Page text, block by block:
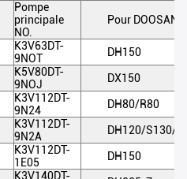
Pompe
principale
NO.
Pour DOOSAN
K3V63DT-
9NOT
DH150
K5V80DT-
9NOJ
DX150
K3V112DT-
9N24
DH80/R80
K3V112DT-
9N2A
DH120/S130/
K3V112DT-
1E05
DH150
K3V140DT-